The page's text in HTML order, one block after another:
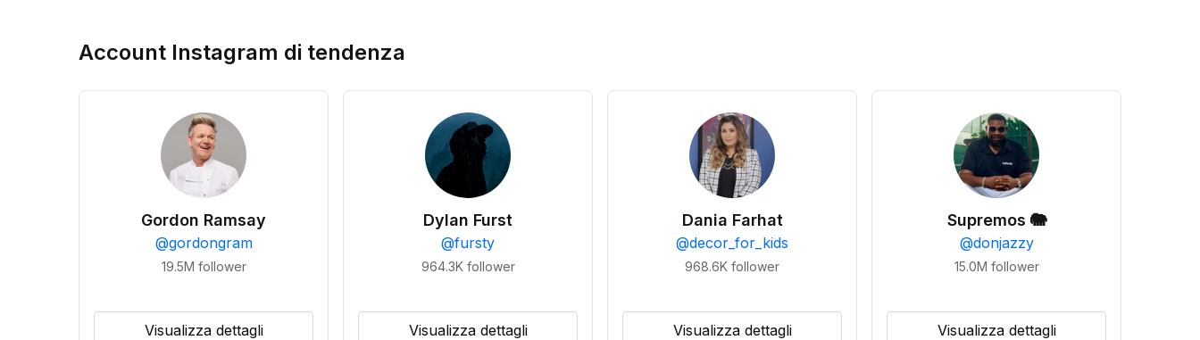
Account Instagram di tendenza
Gordon Ramsay
@gordongram
19.5M follower
Visualizza dettagli
Dylan Furst
@fursty
964.3K follower
Visualizza dettagli
Dania Farhat
@decor_for_kids
968.6K follower
Visualizza dettagli
Supremos 🐘
@donjazzy
15.0M follower
Visualizza dettagli